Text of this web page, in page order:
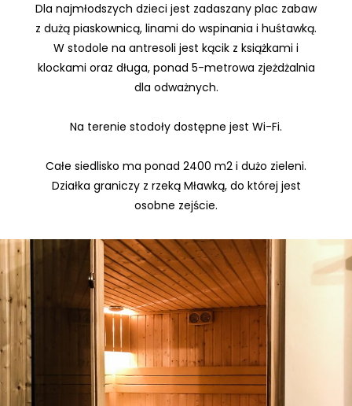
Dla najmłodszych dzieci jest zadaszany plac zabaw
z dużą piaskownicą, linami do wspinania i huśtawką.
W stodole na antresoli jest kącik z książkami i
klockami oraz długa, ponad 5-metrowa zjeżdżalnia
dla odważnych.
Na terenie stodoły dostępne jest Wi-Fi.
Całe siedlisko ma ponad 2400 m2 i dużo zieleni.
Działka graniczy z rzeką Mławką, do której jest
osobne zejście.